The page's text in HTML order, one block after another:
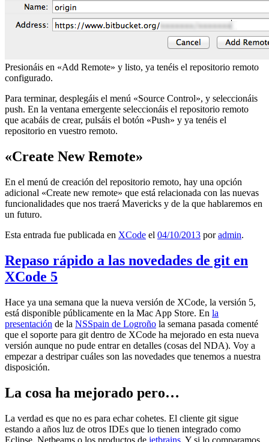
Presionáis en «Add Remote» y listo, ya tenéis el repositorio remoto
configurado.
Para terminar, desplegáis el menú «Source Control», y seleccionáis
push. En la ventana emergente seleccionáis el repositorio remoto
que acabáis de crear, pulsáis el botón «Push» y ya tenéis el
repositorio en vuestro remoto.
«Create New Remote»
En el menú de creación del repositorio remoto, hay una opción
adicional «Create new remote» que está relacionada con las nuevas
funcionalidades que nos traerá Mavericks y de la que hablaremos en
un futuro.
Esta entrada fue publicada en XCode el 04/10/2013 poradmin.
Repaso rápido a las novedades de git en
XCode 5
Hace ya una semana que la nueva versión de XCode, la versión 5,
está disponible públicamente en la Mac App Store. En la
presentación de la NSSpain de Logroño la semana pasada comenté
que el soporte para git dentro de XCode ha mejorado en esta nueva
versión aunque no pude entrar en detalles (cosas del NDA). Voy a
empezar a destripar cuáles son las novedades que tenemos a nuestra
disposición.
La cosa ha mejorado pero…
La verdad es que no es para echar cohetes. El cliente git sigue
estando a años luz de otros IDEs que lo tienen integrado como
Eclipse, Netbeams o los productos de jetbrains. Y si lo comparamos